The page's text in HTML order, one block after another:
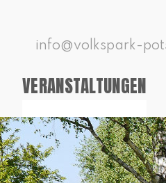
info@volkspark-
VERANSTALTUNGEN